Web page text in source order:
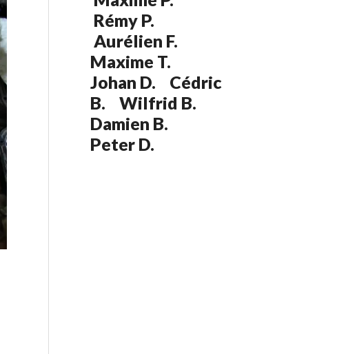
Rémy P.
Aurélien F.
Maxime T.
Johan D. Cédric
B. Wilfrid B.
Damien B.
Peter D.